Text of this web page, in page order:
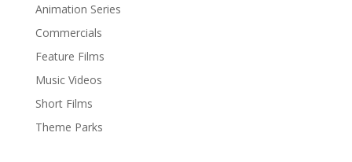
Animation Series
Commercials
Feature Films
Music Videos
Short Films
Theme Parks